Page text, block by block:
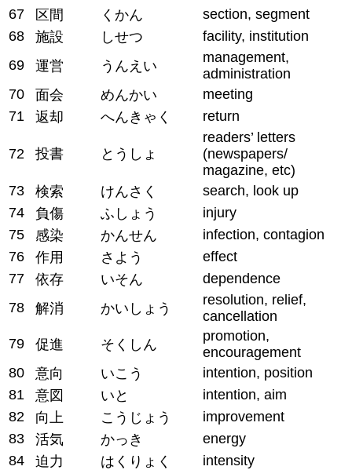
67
区間 くかん
section, segment
68
施設 しせつ
facility, institution
69
運営 うんえい
management,
administration
70
面会 めんかい
meeting
71
返却 へんきゃく return
72 投書 とうしょ
readers’ letters
(newspapers/
magazine, etc)
73
検索 けんさく
search, look up
74
負傷 ふしょう
injury
75
感染 かんせん
infection, contagion
76
作用 さよう
effect
77
依存 いそん
dependence
78
解消 かいしょう
resolution, relief,
cancellation
79
促進 そくしん
promotion,
encouragement
80
意向 いこう
intention, position
81
意図 いと
intention, aim
82
向上 こうじょう
improvement
83
活気 かっき
energy
84
迫力 はくりょく
intensity